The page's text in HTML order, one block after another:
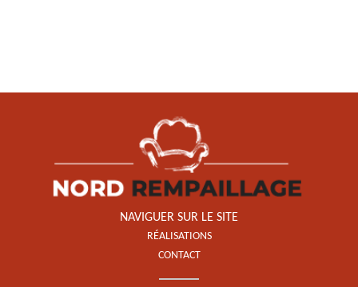
NAVIGUER SUR LE SITE
RÉALISATIONS
CONTACT